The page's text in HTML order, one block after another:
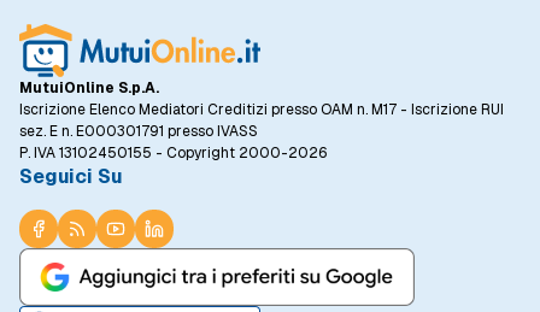
MutuiOnline S.p.A.
Iscrizione Elenco Mediatori Creditizi presso OAM n. M17 - Iscrizione RUI
sez. E n. E000301791 presso IVASS
P. IVA 13102450155 - Copyright 2000-2026
Seguici Su